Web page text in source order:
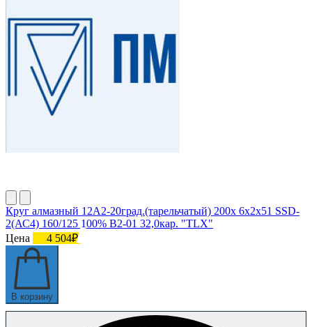
Круг алмазный 12А2-20град.(тарельчатый) 200х 6х2х51 SSD-
2(АС4) 160/125 100% В2-01 32,0кар. "TLX"
Цена
4 504₽
В корзину